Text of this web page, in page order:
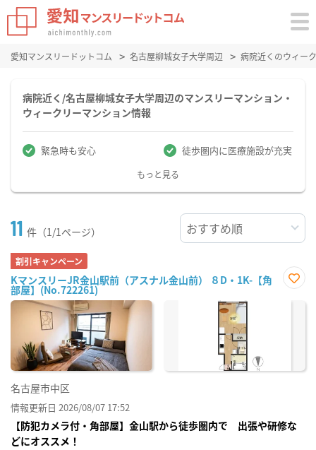
愛知マンスリードットコム 名古屋柳城女子大学周辺 病院近くのウィー
病院近く/名古屋柳城女子大学周辺のマンスリーマンション・
ウィークリーマンション情報
緊急時も安心 徒歩圏内に医療施設が充実
もっと見る
11 件（1/1ページ）
割引キャンペーン
KマンスリーJR金山駅前（アスナル金山前） ８D・1K-【角
部屋】(No.722261)
に入
名古屋市中区
情報更新日 2026/08/07 17:52
【防犯カメラ付・角部屋】金山駅から徒歩圏内で 出張や研修な
どにオススメ！